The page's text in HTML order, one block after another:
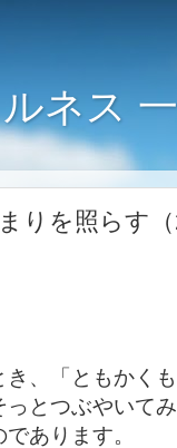
ネス
りを照らす
、「ともかく
っとつぶやい
あります。